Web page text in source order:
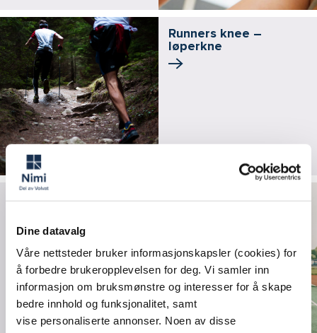
Dine datavalg
Våre nettsteder bruker informasjonskapsler (cookies) for
å forbedre brukeropplevelsen for deg. Vi samler inn
informasjon om bruksmønstre og interesser for å skape
bedre innhold og funksjonalitet, samt
vise personaliserte annonser. Noen av disse
Runners knee –
løperkne
Den lange veien